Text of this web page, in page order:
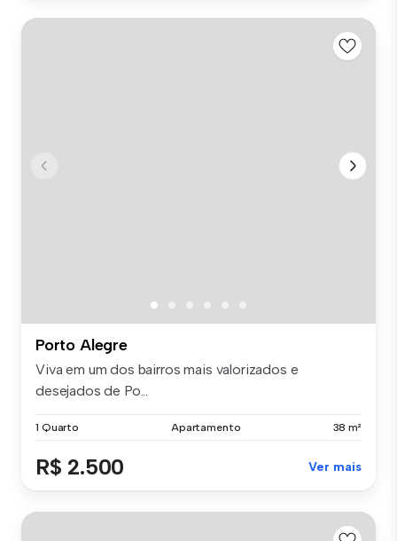
Porto Alegre
Viva em um dos bairros mais valorizados e
desejados de Po...
1 Quarto Apartamento 38 m²
R$ 2.500 Ver mais